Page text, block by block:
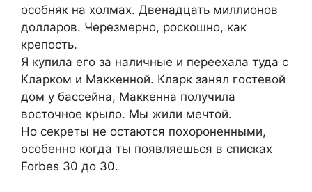
особняк на холмах. Двенадцать миллионов
долларов. Черезмерно, роскошно, как
крепость.
Я купила его за наличные и переехала туда с
Кларком и Маккенной. Кларк занял гостевой
дом у бассейна, Маккенна получила
восточное крыло. Мы жили мечтой.
Но секреты не остаются похороненными,
особенно когда ты появляешься в списках
Forbes 30 до 30.